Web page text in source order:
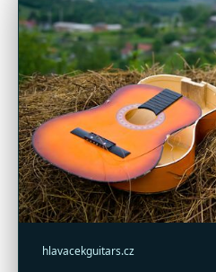
hlavacekguitars.cz